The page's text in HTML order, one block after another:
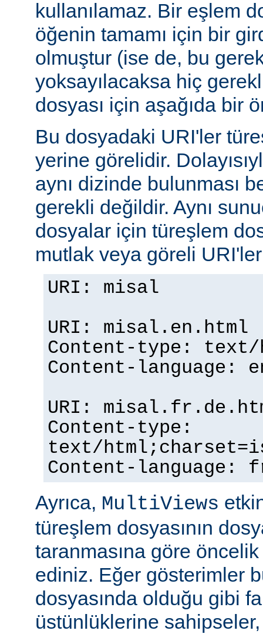
kullanılamaz. Bir eşlem
öğenin tamamı için bir
olmuştur (ise de, bu
yoksayılacaksa hiç
dosyası için aşağıda bir
Bu dosyadaki URI'ler
yerine görelidir.
aynı dizinde bulunması
gerekli değildir. Aynı
dosyalar için türeşlem
mutlak veya göreli
URI: misal
URI: misal.en.html
Content-type: text/
Content-language:
URI:
Content-type:
text/
Content-language:
Ayrıca, MultiViews
türeşlem dosyasının
taranmasına göre
ediniz. Eğer gösterimler
dosyasında olduğu gibi
üstünlüklerine